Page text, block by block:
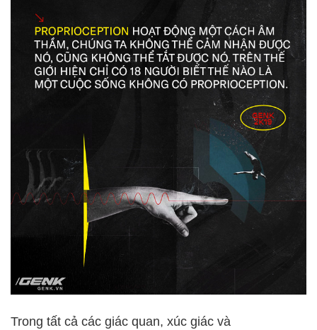
Trong tất cả các giác quan, xúc giác và